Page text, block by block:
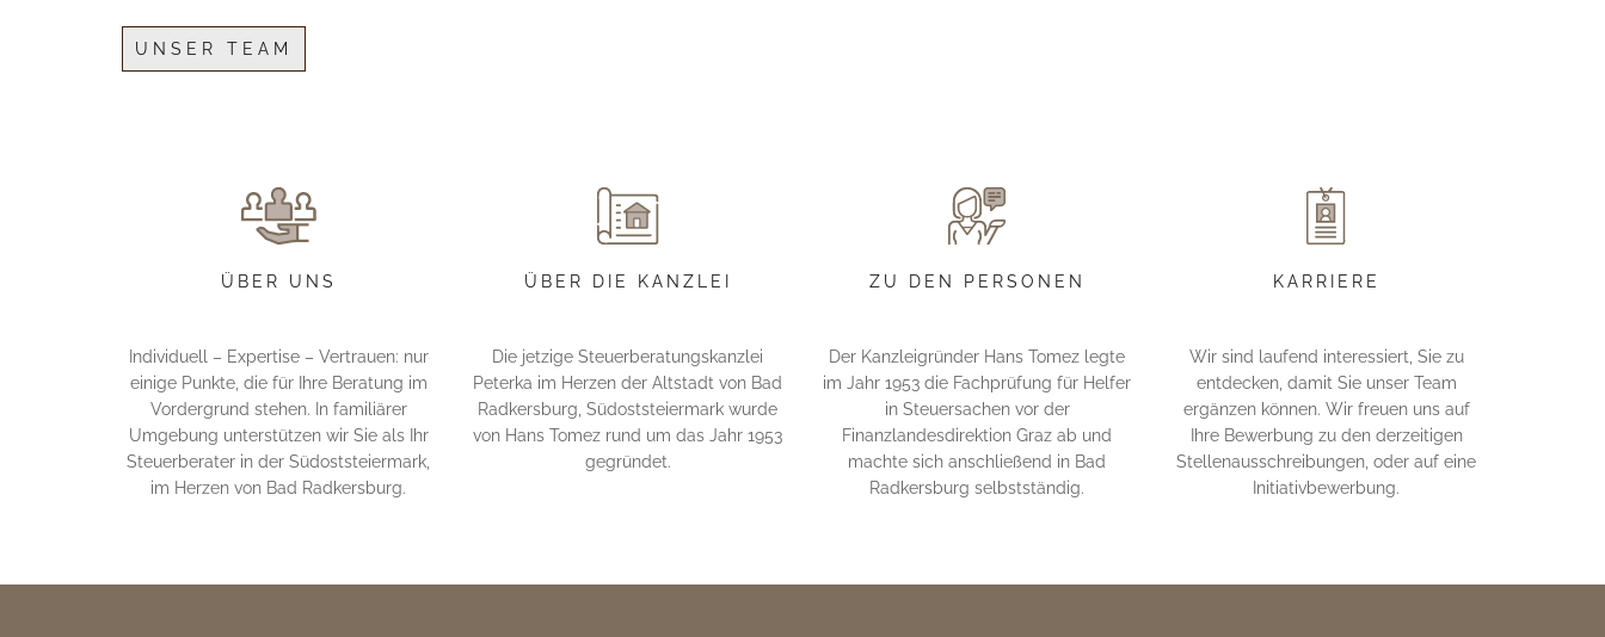
UNSER TEAM
ÜBER UNS
Individuell – Expertise – Vertrauen: nur
einige Punkte, die für Ihre Beratung im
Vordergrund stehen. In familiärer
Umgebung unterstützen wir Sie als Ihr
Steuerberater in der Südoststeiermark,
im Herzen von Bad Radkersburg.
ÜBER DIE KANZLEI
Die jetzige Steuerberatungskanzlei
Peterka im Herzen der Altstadt von Bad
Radkersburg, Südoststeiermark wurde
von Hans Tomez rund um das Jahr 1953
gegründet.
ZU DEN PERSONEN
Der Kanzleigründer Hans Tomez legte
im Jahr 1953 die Fachprüfung für Helfer
in Steuersachen vor der
Finanzlandesdirektion Graz ab und
machte sich anschließend in Bad
Radkersburg selbstständig.
KARRIERE
Wir sind laufend interessiert, Sie zu
entdecken, damit Sie unser Team
ergänzen können. Wir freuen uns auf
Ihre Bewerbung zu den derzeitigen
Stellenausschreibungen, oder auf eine
Initiativbewerbung.